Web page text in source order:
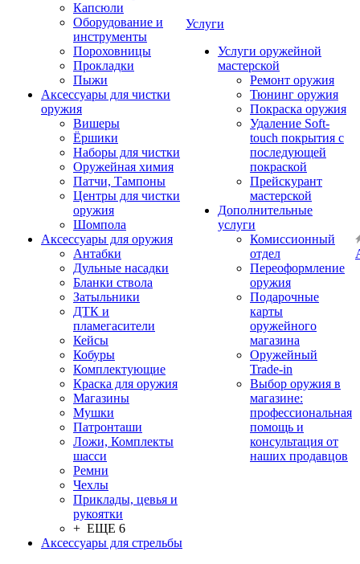
Капсюли
Оборудование и
инструменты
Пороховницы
Прокладки
Пыжи
Аксессуары для чистки
оружия
Вишеры
Ёршики
Наборы для чистки
Оружейная химия
Патчи, Тампоны
Центры для чистки
оружия
Шомпола
Аксессуары для оружия
Антабки
Дульные насадки
Бланки ствола
Затыльники
ДТК и
пламегасители
Кейсы
Кобуры
Комплектующие
Краска для оружия
Магазины
Мушки
Патронташи
Ложи, Комплекты
шасси
Ремни
Чехлы
Приклады, цевья и
рукоятки
+ ЕЩЕ 6
Аксессуары для стрельбы
Услуги
Услуги оружейной
мастерской
Ремонт оружия
Тюнинг оружия
Покраска оружия
Удаление Soft-
touch покрытия с
последующей
покраской
Прейскурант
мастерской
Дополнительные
услуги
Комиссионный
отдел
Переоформление
оружия
Подарочные
карты
оружейного
магазина
Оружейный
Trade-in
Выбор оружия в
магазине:
профессиональная
помощь и
консультация от
наших продавцов